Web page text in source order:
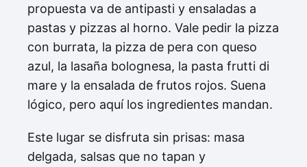
propuesta va de antipasti y ensaladas a
pastas y pizzas al horno. Vale pedir la pizza
con burrata, la pizza de pera con queso
azul, la lasaña bolognesa, la pasta frutti di
mare y la ensalada de frutos rojos. Suena
lógico, pero aquí los ingredientes mandan.
Este lugar se disfruta sin prisas: masa
delgada, salsas que no tapan y